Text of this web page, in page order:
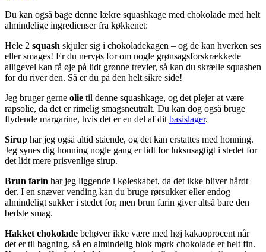
Du kan også bage denne lækre squashkage med chokolade med helt
almindelige ingredienser fra køkkenet:
Hele 2 squash skjuler sig i chokoladekagen – og de kan hverken ses
eller smages! Er du nervøs for om nogle grønsagsforskrækkede
alligevel kan få øje på lidt grønne trevler, så kan du skrælle squashen
for du river den. Så er du på den helt sikre side!
Jeg bruger gerne olie til denne squashkage, og det plejer at være
rapsolie, da det er rimelig smagsneutralt. Du kan dog også bruge
flydende margarine, hvis det er en del af dit basislager.
Sirup har jeg også altid stående, og det kan erstattes med honning.
Jeg synes dig honning nogle gang er lidt for luksusagtigt i stedet for
det lidt mere prisvenlige sirup.
Brun farin har jeg liggende i køleskabet, da det ikke bliver hårdt
der. I en snæver vending kan du bruge rørsukker eller endog
almindeligt sukker i stedet for, men brun farin giver altså bare den
bedste smag.
Hakket chokolade behøver ikke være med høj kakaoprocent når
det er til bagning, så en almindelig blok mørk chokolade er helt fin.